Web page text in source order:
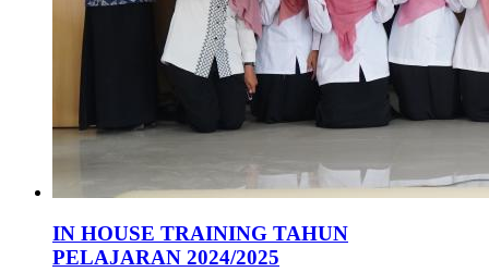
IN HOUSE TRAINING TAHUN
PELAJARAN 2024/2025